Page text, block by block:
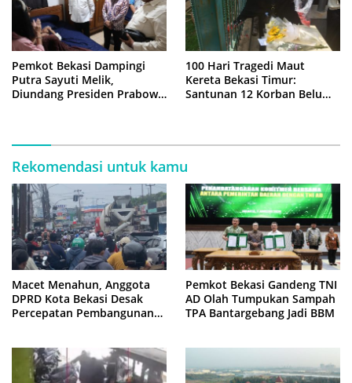
Pemkot Bekasi Dampingi
Putra Sayuti Melik,
Diundang Presiden Prabowo
100 Hari Tragedi Maut
Kereta Bekasi Timur:
Santunan 12 Korban Belum
Rekomendasi untuk kamu
Macet Menahun, Anggota
DPRD Kota Bekasi Desak
Percepatan Pembangunan
Pemkot Bekasi Gandeng TNI
AD Olah Tumpukan Sampah
TPA Bantargebang Jadi BBM